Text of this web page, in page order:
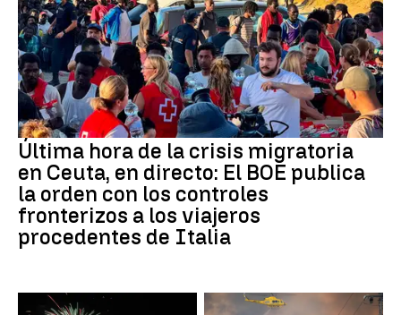
Última hora de la crisis migratoria
en Ceuta, en directo: El BOE publica
la orden con los controles
fronterizos a los viajeros
procedentes de Italia